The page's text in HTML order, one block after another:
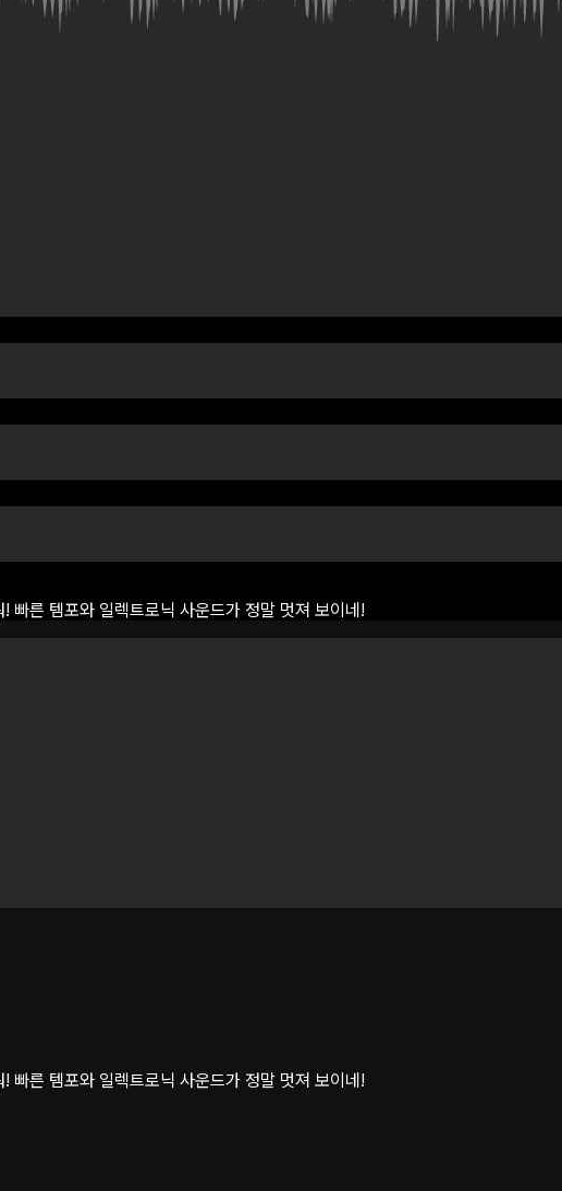
! 빠른 템포와 일렉트로닉 사운드가 정말 멋져 보이네!
빠른 템포와 일렉트로닉 사운드가 정말 멋져 보이네!